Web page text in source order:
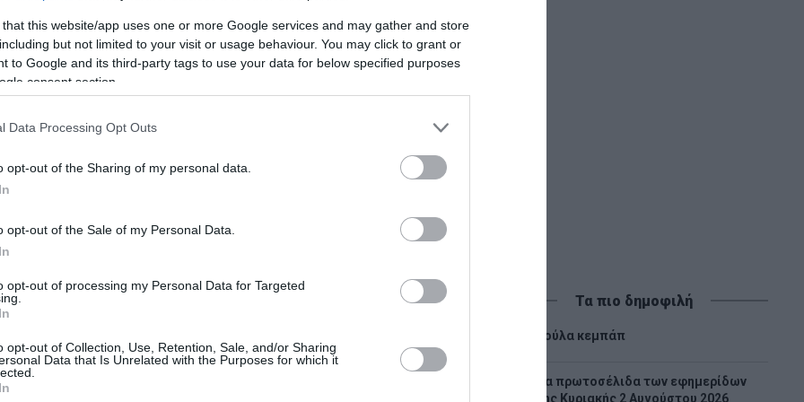
that this website/app uses one or more Google services and may gather and store
but not limited to your visit or usage behaviour. You may click to grant or
to Google and its third-party tags to use your data for below specified purposes
consent section.
Data Processing Opt Outs
opt-out of the Sharing of my personal data.
opt-out of the Sale of my Personal Data.
opt-out of processing my Personal Data for Targeted
opt-out of Collection, Use, Retention, Sale, and/or Sharing
Data that Is Unrelated with the Purposes for which it
του προς την Ευρώπη...
Lykavitos.gr στο Google News
Τα πιο δημοφιλή
Λούλα κεμπάπ
Tα πρωτοσέλιδα των εφημερίδων
της Κυριακής 2 Αυγούστου 2026